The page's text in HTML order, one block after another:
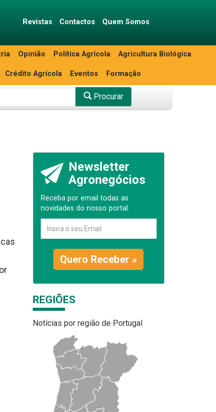
Revistas Contactos Quem Somos
Opinião Política Agrícola Agricultura Biológica
Crédito Agrícola Eventos Formação
Procurar
Newsletter
Agronegócios
Receba por email todas as
novidades do nosso portal.
Quero Receber »
REGIÕES
Notícias por região de Portugal